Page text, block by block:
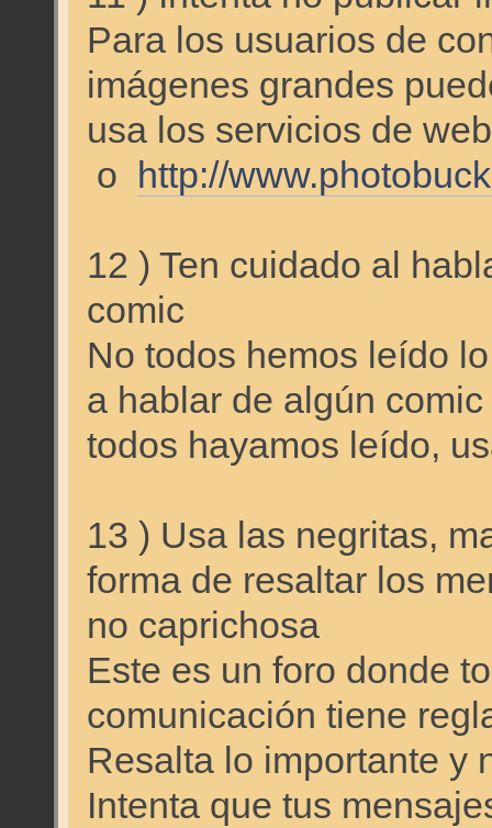
Para los usuarios de
imágenes grandes
usa los servicios de
o
http://
12 ) Ten cuidado al
comic
No todos hemos leído
a hablar de algún
todos hayamos leído,
13 ) Usa las negritas,
forma de resaltar los
no caprichosa
Este es un foro donde
comunicación tiene
Resalta lo importante y
Intenta que tus